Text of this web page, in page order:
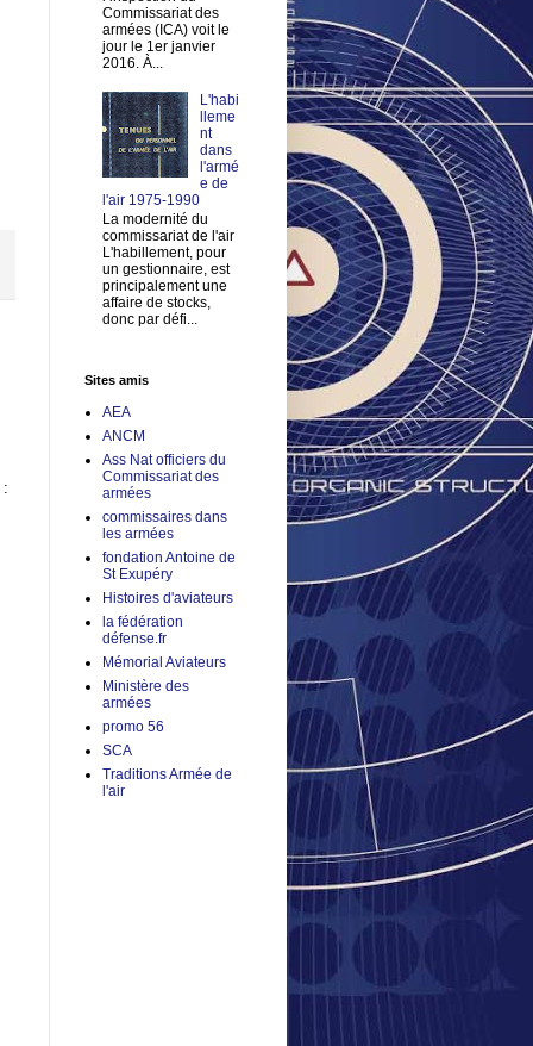
:
Commissariat des
armées (ICA) voit le
jour le 1er janvier
2016. À...
L'habi
lleme
nt
dans
l'armé
e de
l'air 1975-1990
La modernité du
commissariat de l'air
L'habillement, pour
un gestionnaire, est
principalement une
affaire de stocks,
donc par défi...
Sites amis
AEA
ANCM
Ass Nat officiers du
Commissariat des
armées
commissaires dans
les armées
fondation Antoine de
St Exupéry
Histoires d'aviateurs
la fédération
défense.fr
Mémorial Aviateurs
Ministère des
armées
promo 56
SCA
Traditions Armée de
l'air